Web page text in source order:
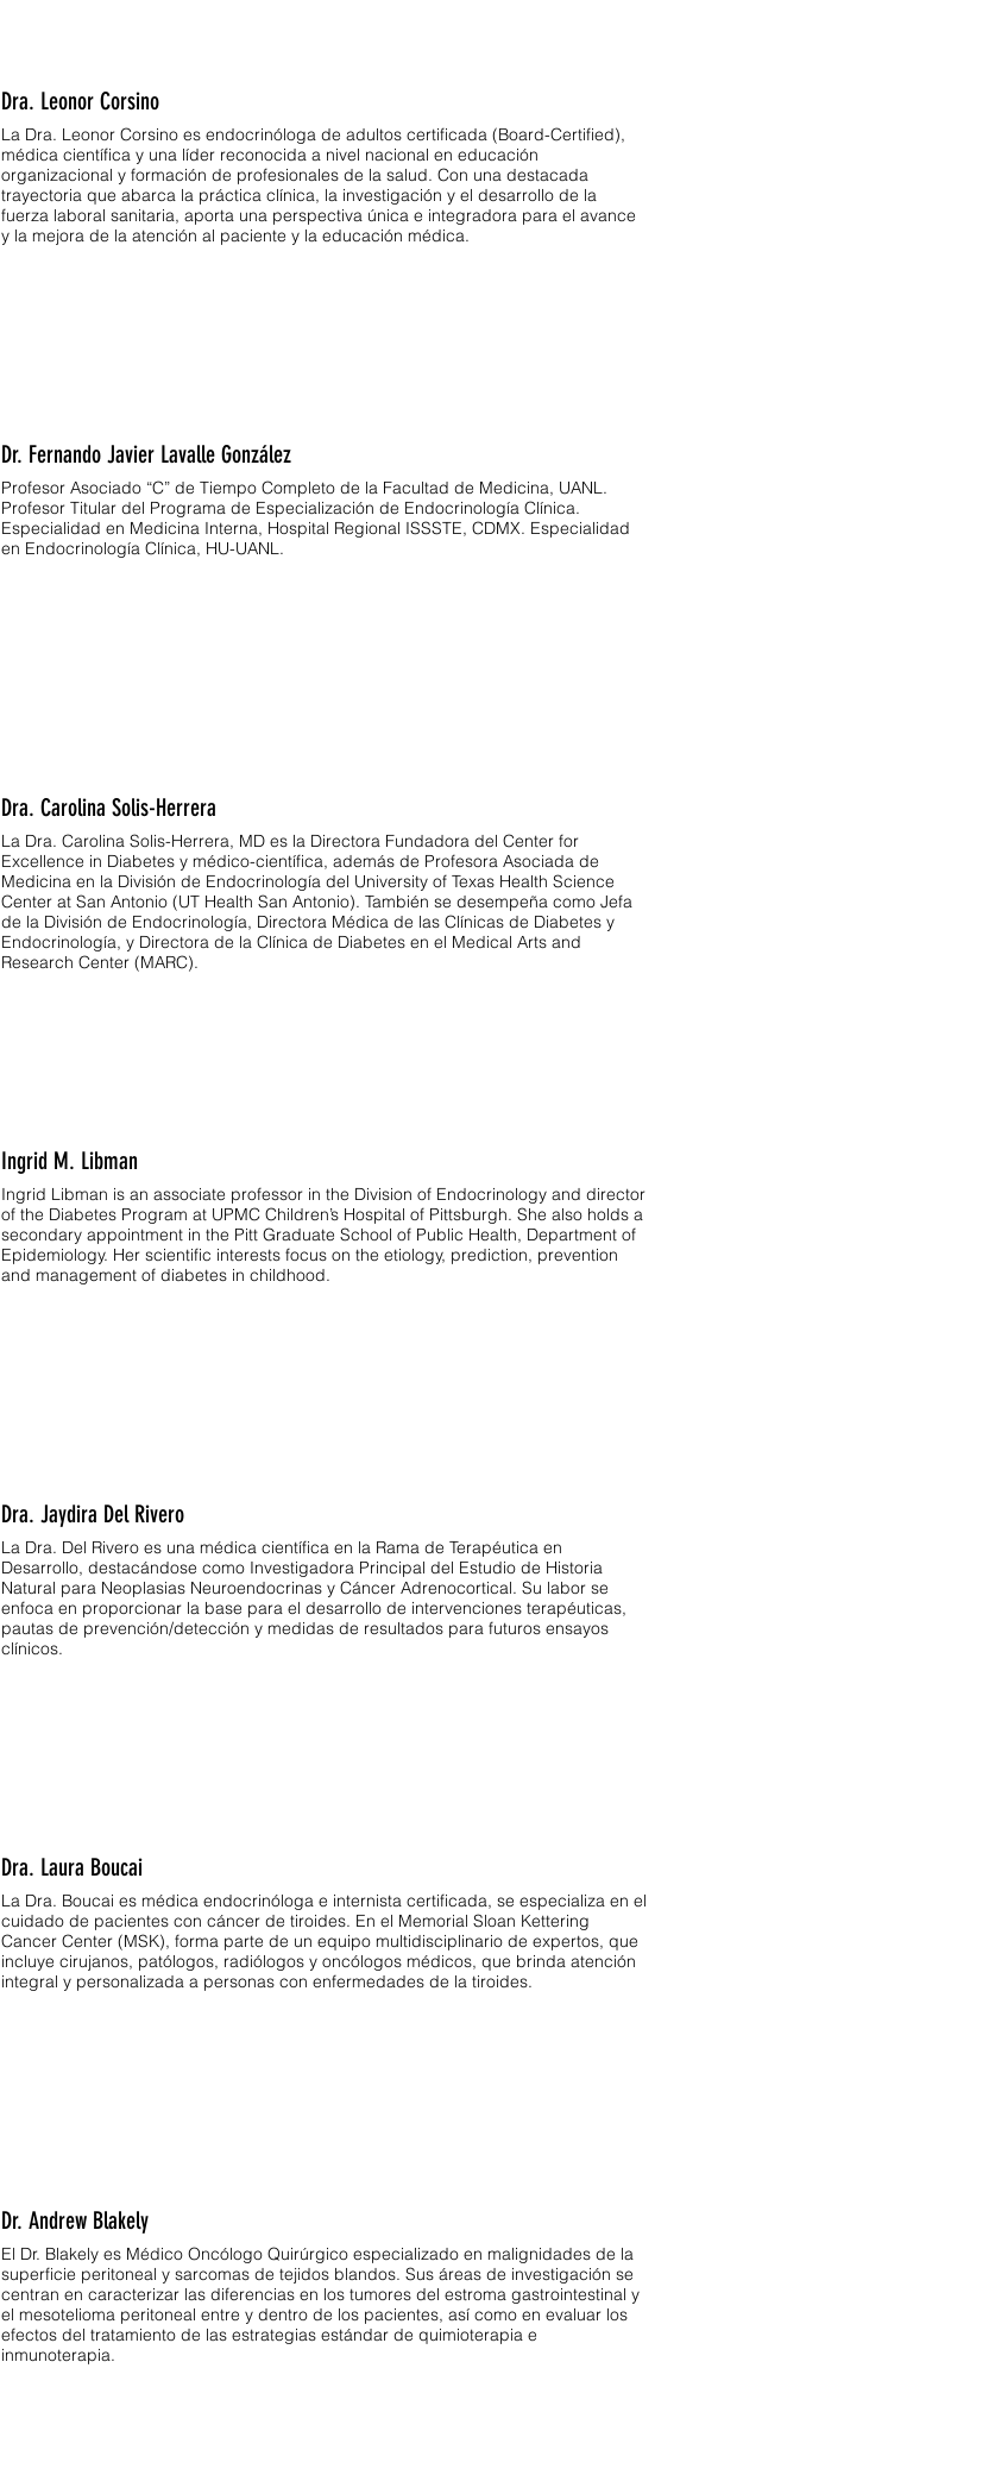
Dra. Leonor Corsino
La Dra. Leonor Corsino es endocrinóloga de adultos certificada (Board-Certified),
médica científica y una líder reconocida a nivel nacional en educación
organizacional y formación de profesionales de la salud. Con una destacada
trayectoria que abarca la práctica clínica, la investigación y el desarrollo de la
fuerza laboral sanitaria, aporta una perspectiva única e integradora para el avance
y la mejora de la atención al paciente y la educación médica.
Dr. Fernando Javier Lavalle González
Profesor Asociado “C” de Tiempo Completo de la Facultad de Medicina, UANL.
Profesor Titular del Programa de Especialización de Endocrinología Clínica.
Especialidad en Medicina Interna, Hospital Regional ISSSTE, CDMX. Especialidad
en Endocrinología Clínica, HU-UANL.
Dra. Carolina Solis-Herrera
La Dra. Carolina Solis-Herrera, MD es la Directora Fundadora del Center for
Excellence in Diabetes y médico-científica, además de Profesora Asociada de
Medicina en la División de Endocrinología del University of Texas Health Science
Center at San Antonio (UT Health San Antonio). También se desempeña como Jefa
de la División de Endocrinología, Directora Médica de las Clínicas de Diabetes y
Endocrinología, y Directora de la Clínica de Diabetes en el Medical Arts and
Research Center (MARC).
Ingrid M. Libman
Ingrid Libman is an associate professor in the Division of Endocrinology and director
of the Diabetes Program at UPMC Children’s Hospital of Pittsburgh. She also holds a
secondary appointment in the Pitt Graduate School of Public Health, Department of
Epidemiology. Her scientific interests focus on the etiology, prediction, prevention
and management of diabetes in childhood.
Dra. Jaydira Del Rivero
La Dra. Del Rivero es una médica científica en la Rama de Terapéutica en
Desarrollo, destacándose como Investigadora Principal del Estudio de Historia
Natural para Neoplasias Neuroendocrinas y Cáncer Adrenocortical. Su labor se
enfoca en proporcionar la base para el desarrollo de intervenciones terapéuticas,
pautas de prevención/detección y medidas de resultados para futuros ensayos
clínicos.
Dra. Laura Boucai
La Dra. Boucai es médica endocrinóloga e internista certificada, se especializa en el
cuidado de pacientes con cáncer de tiroides. En el Memorial Sloan Kettering
Cancer Center (MSK), forma parte de un equipo multidisciplinario de expertos, que
incluye cirujanos, patólogos, radiólogos y oncólogos médicos, que brinda atención
integral y personalizada a personas con enfermedades de la tiroides.
Dr. Andrew Blakely
El Dr. Blakely es Médico Oncólogo Quirúrgico especializado en malignidades de la
superficie peritoneal y sarcomas de tejidos blandos. Sus áreas de investigación se
centran en caracterizar las diferencias en los tumores del estroma gastrointestinal y
el mesotelioma peritoneal entre y dentro de los pacientes, así como en evaluar los
efectos del tratamiento de las estrategias estándar de quimioterapia e
inmunoterapia.